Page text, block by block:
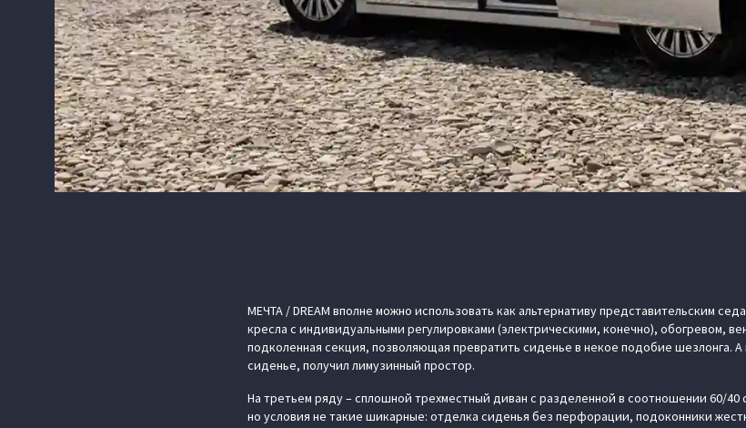
МЕЧТА / DREAM вполне можно использовать как альтернативу представительским
кресла с индивидуальными регулировками (электрическими, конечно), обогревом,
подколенная секция, позволяющая превратить сиденье в некое подобие шезлонга.
сиденье, получил лимузинный простор.
На третьем ряду – сплошной трехместный диван с разделенной в соотношении 60/40
но условия не такие шикарные: отделка сиденья без перфорации, подоконники